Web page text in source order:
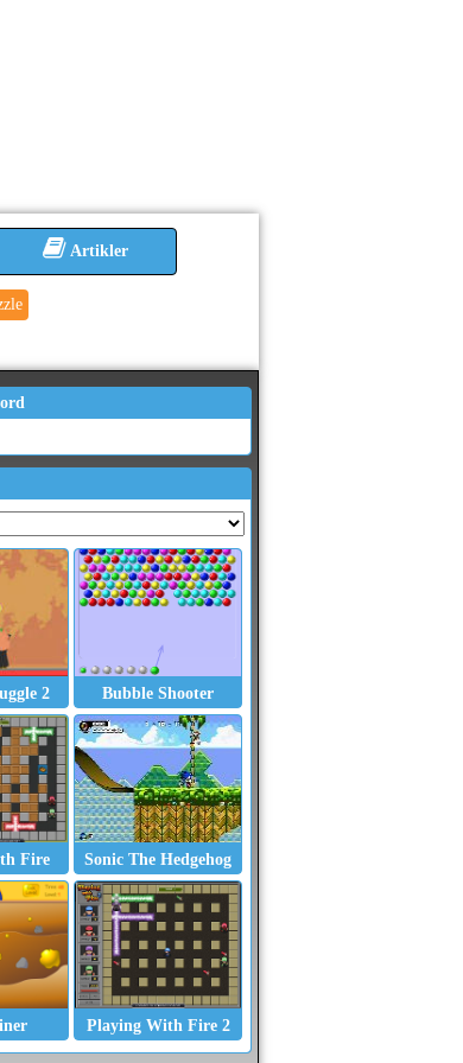
Artikler
Cooking Class - Taco SaladRun 2
2 Bubble Shooter
Fire Sonic The Hedgehog
Playing With Fire 2